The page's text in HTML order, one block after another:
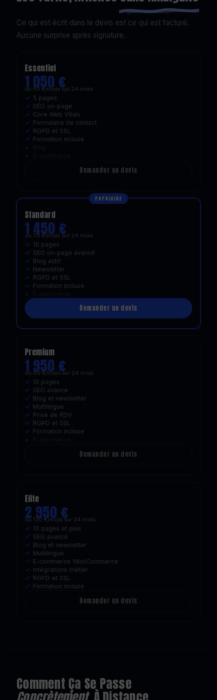
Ce qui est écrit dans le devis est ce qui est facturé.
Aucune surprise après signature.
Essentiel
1 050 €
ou 50 €/mois sur 24 mois
5 pages
SEO on-page
Core Web Vitals
Formulaire de contact
RGPD et SSL
Formation incluse
Demander un devis
POPULAIRE
Standard
1 450 €
ou 70 €/mois sur 24 mois
10 pages
SEO on-page avancé
Blog actif
Newsletter
RGPD et SSL
Formation incluse
Demander un devis
Premium
1 950 €
ou 90 €/mois sur 24 mois
10 pages
SEO avancé
Blog et newsletter
Multilingue
Prise de RDV
RGPD et SSL
Formation incluse
Demander un devis
Elite
2 950 €
ou 130 €/mois sur 24 mois
10 pages et plus
SEO avancé
Blog et newsletter
Multilingue
E-commerce WooCommerce
Intégrations métier
RGPD et SSL
Formation incluse
Demander un devis
Comment Ça Se Passe